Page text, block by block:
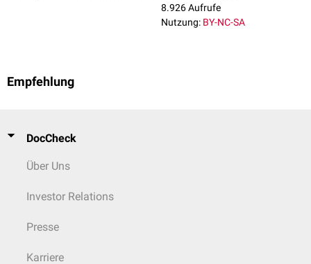
8.926 Aufrufe
Nutzung: BY-NC-SA
Empfehlung
DocCheck
Über Uns
Investor Relations
Presse
Karriere